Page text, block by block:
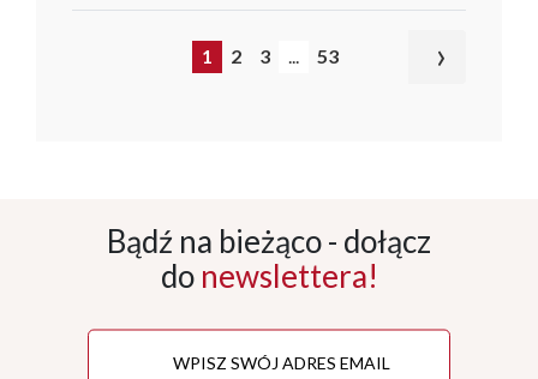
1 2 3 ... 53 ›
Bądź na bieżąco - dołącz
do newslettera!